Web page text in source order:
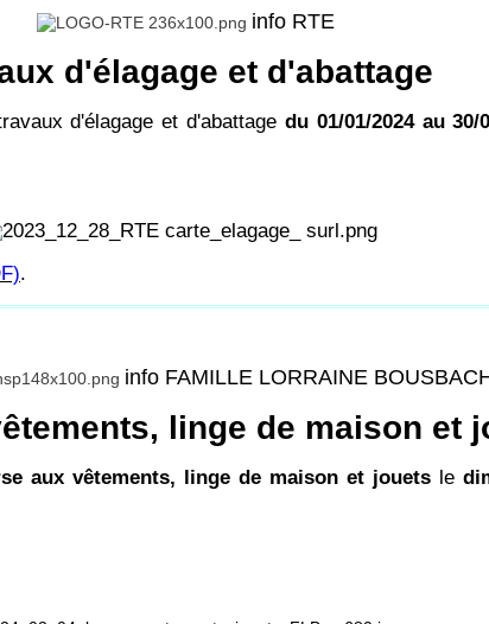
info RTE
d'élagage et d'abattage
d'élagage et d'abattage du 01/01/2024 au 30/
.
info FAMILLE LORRAINE
linge de maison et
aux vêtements, linge de maison et jouets le